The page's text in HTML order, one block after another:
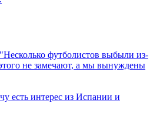
футболистов выбыли из-
не замечают, а мы вынуждены
есть интерес из Испании и